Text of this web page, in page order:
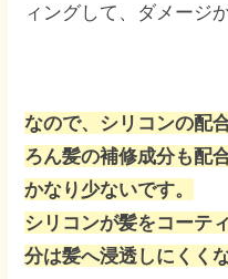
ィングして、ダメージ
なので、シリコンの配
ろん髪の補修成分も配
かなり少ないです。
シリコンが髪をコーテ
分は髪へ浸透しにくく